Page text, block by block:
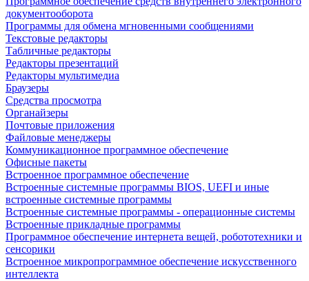
документооборота
Программы для обмена мгновенными сообщениями
Текстовые редакторы
Табличные редакторы
Редакторы презентаций
Редакторы мультимедиа
Браузеры
Средства просмотра
Органайзеры
Почтовые приложения
Файловые менеджеры
Коммуникационное программное обеспечение
Офисные пакеты
Встроенное программное обеспечение
Встроенные системные программы BIOS, UEFI и иные
встроенные системные программы
Встроенные системные программы - операционные системы
Встроенные прикладные программы
Программное обеспечение интернета вещей, робототехники и
сенсорики
Встроенное микропрограммное обеспечение искусственного
интеллекта